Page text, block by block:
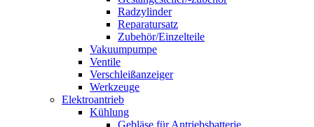
Radzylinder
Reparatursatz
Zubehör/Einzelteile
Vakuumpumpe
Ventile
Verschleißanzeiger
Werkzeuge
Elektroantrieb
Kühlung
Gebläse für Antriebsbatterie